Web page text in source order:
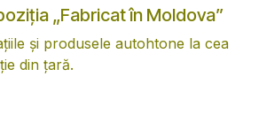
„Fabricat în Moldova”
și produsele autohtone la cea
din țară.